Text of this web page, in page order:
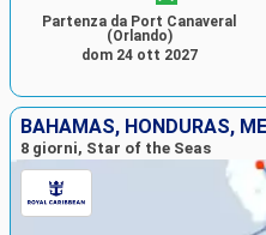
Partenza da Port Canaveral
(Orlando)
dom 24 ott 2027
BAHAMAS, HONDURAS,
8 giorni, Star of the Seas